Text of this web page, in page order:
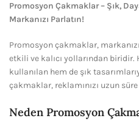
Promosyon Çakmaklar – Şık,
Markanızı Parlatın!
Promosyon çakmaklar,
etkili ve kalıcı yollarından
kullanılan hem de şık
çakmaklar, reklamınızı uzun
Neden Promosyon